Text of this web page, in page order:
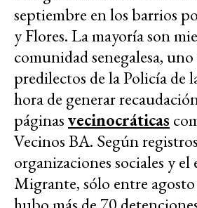
septiembre en los barrios
y Flores. La mayoría son
comunidad senegalesa,
predilectos de la Policía de
hora de generar
páginasvecinocráticas
Vecinos BA. Según
organizaciones sociales y
Migrante, sólo entre